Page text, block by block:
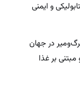
و ایمنی
در جهان
بر غذا